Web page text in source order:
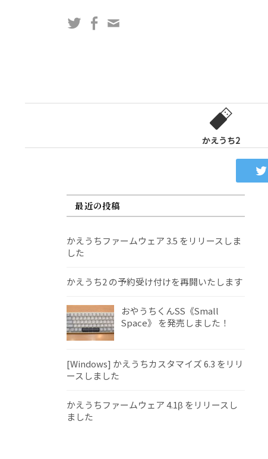
ス
TwitterFacebook
かえうち2
最近の投稿
かえうちファームウェア 3.5 をリリースしま
した
かえうち2 の予約受け付けを再開いたします
おやうちくんSS《Small
Space》 を発売しました！
[Windows] かえうちカスタマイズ 6.3 をリリ
ースしました
かえうちファームウェア 4.1β をリリースし
ました